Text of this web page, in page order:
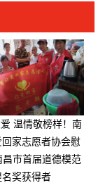
温情敬榜样！南
家志愿者协会慰
昌市首届道德模范
名奖获得者